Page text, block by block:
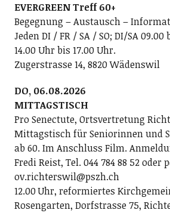
EVERGREEN Treff 60+
Begegnung – Austausch –
Jeden DI / FR / SA / SO; DI/SA 09.00
14.00 Uhr bis 17.00 Uhr.
Zugerstrasse 14, 8820 Wädenswil
DO, 06.08.2026
MITTAGSTISCH
Pro Senectute, Ortsvertretung
Mittagstisch für Seniorinnen und
ab 60. Im Anschluss Film.
Fredi Reist, Tel. 044 784 88 52 oder
ov.richterswil@pszh.ch
12.00 Uhr, reformiertes
Rosengarten, Dorfstrasse 75,